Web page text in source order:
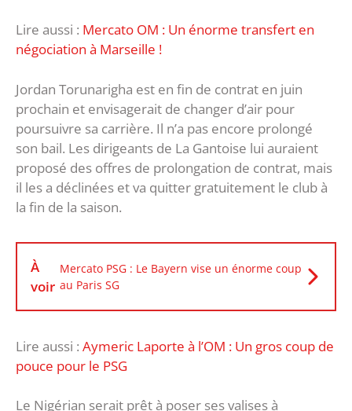
Lire aussi : Mercato OM : Un énorme transfert en
négociation à Marseille !
Jordan Torunarigha est en fin de contrat en juin
prochain et envisagerait de changer d’air pour
poursuivre sa carrière. Il n’a pas encore prolongé
son bail. Les dirigeants de La Gantoise lui auraient
proposé des offres de prolongation de contrat, mais
il les a déclinées et va quitter gratuitement le club à
la fin de la saison.
À
voir
Mercato PSG : Le Bayern vise un énorme coup
au Paris SG
Lire aussi : Aymeric Laporte à l’OM : Un gros coup de
pouce pour le PSG
Le Nigérian serait prêt à poser ses valises à